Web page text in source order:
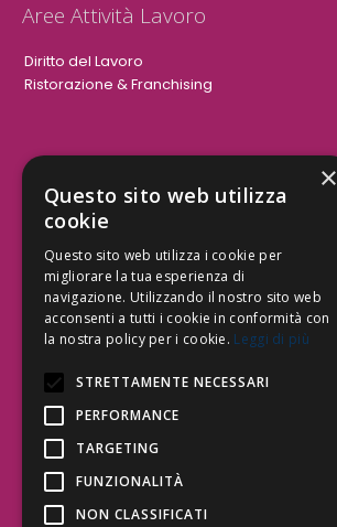
Aree Attività Lavoro
Diritto del Lavoro
Ristorazione & Franchising
Aree Attività Civile
Tutele del Credito
Responsabilità Civile
Contrattualistica
Segui lo Studio EDG sui social.
Invia messaggio
T. 06.3232914
×
Questo sito web utilizza
cookie
Questo sito web utilizza i cookie per
migliorare la tua esperienza di
navigazione. Utilizzando il nostro sito web
acconsenti a tutti i cookie in conformità con
la nostra policy per i cookie. Leggi di più
STRETTAMENTE NECESSARI
PERFORMANCE
TARGETING
FUNZIONALITÀ
NON CLASSIFICATI